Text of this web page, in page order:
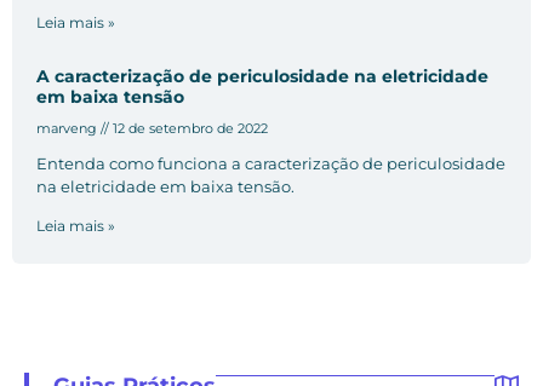
Leia mais »
A caracterização de periculosidade na eletricidade
em baixa tensão
marveng 12 de setembro de 2022
Entenda como funciona a caracterização de periculosidade
na eletricidade em baixa tensão.
Leia mais »